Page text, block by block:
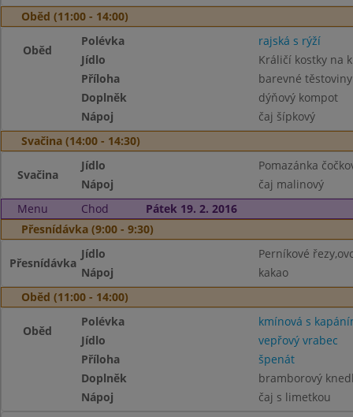
Oběd (11:00 - 14:00)
Oběd
Polévka
rajská s rýží
Jídlo
Králičí kostky na
Příloha
barevné těstoviny
Doplněk
dýňový kompot
Nápoj
čaj šípkový
Svačina (14:00 - 14:30)
Svačina
Jídlo
Pomazánka
Nápoj
čaj malinový
Menu
Chod
Pátek 19. 2. 2016
Přesnídávka (9:00 - 9:30)
Přesnídávka
Jídlo
Perníkové
Nápoj
kakao
Oběd (11:00 - 14:00)
Oběd
Polévka
kmínová s
Jídlo
vepřový vrabec
Příloha
špenát
Doplněk
bramborový
Nápoj
čaj s limetkou